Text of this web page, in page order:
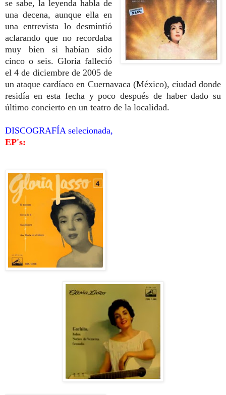
se sabe, la leyenda habla de
una decena, aunque ella en
una entrevista lo desmintió
aclarando que no recordaba
muy bien si habían sido
cinco o seis. Gloria falleció
el 4 de diciembre de 2005 de
un ataque cardíaco en Cuernavaca (México), ciudad donde
residía en esta fecha y poco después de haber dado su
último concierto en un teatro de la localidad.
DISCOGRAFÍA selecionada,
EP's: